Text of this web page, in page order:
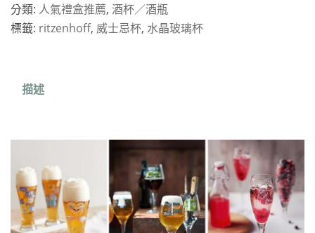
分類: 人氣禮盒推薦, 酒杯／酒瓶
標籤: ritzenhoff, 威士忌杯, 水晶玻璃杯
描述